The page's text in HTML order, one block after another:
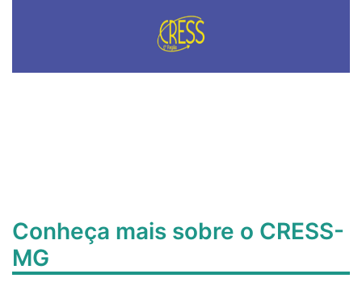
Conheça mais sobre o CRESS-
MG